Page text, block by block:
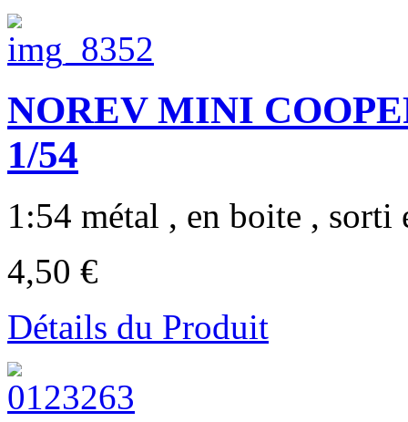
NOREV MINI
1/54
1:54 métal , en boite , sorti
4,50 €
Détails du Produit